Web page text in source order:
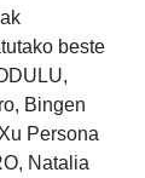
beste
Bingen
Persona
Natalia